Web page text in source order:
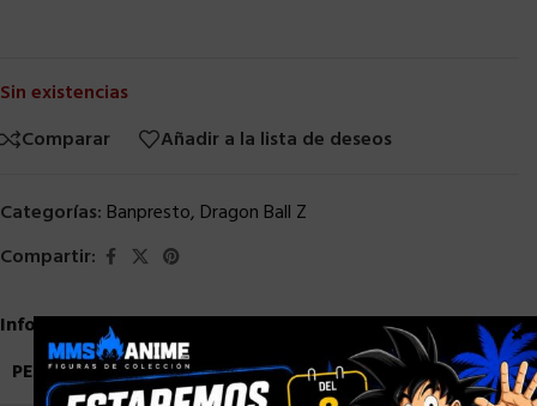
Sin existencias
Comparar
Añadir a la lista de deseos
Categorías: Banpresto, Dragon Ball Z
Compartir:
Información adicional
PESO
0,9 kg
×